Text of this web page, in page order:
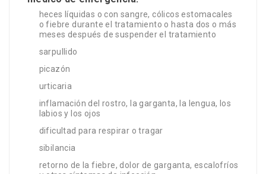
heces líquidas o con sangre, cólicos estomacales
o fiebre durante el tratamiento o hasta dos o más
meses después de suspender el tratamiento
sarpullido
picazón
urticaria
inflamación del rostro, la garganta, la lengua, los
labios y los ojos
dificultad para respirar o tragar
sibilancia
retorno de la fiebre, dolor de garganta, escalofríos